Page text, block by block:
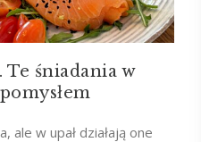
śniadania w
ale w upał działają one